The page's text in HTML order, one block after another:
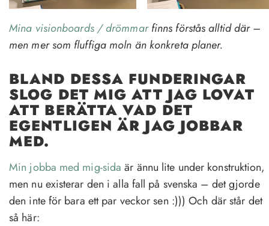
Mina visionboards / drömmarfinns förstås alltid där –
men mer som fluffiga moln än konkreta planer.
BLAND DESSA FUNDERINGAR
SLOG DET MIG ATT JAG LOVAT
ATT BERÄTTA VAD DET
EGENTLIGEN ÄR JAG JOBBAR
MED.
Min jobba med mig-sida är ännu lite under konstruktion,
men nu existerar den i alla fall på svenska – det gjorde
den inte för bara ett par veckor sen :))) Och där står det
så här: